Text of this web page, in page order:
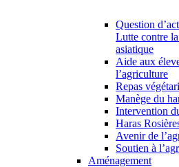
Question
Lutte contre
asiatique
Aide aux
l’agriculture
Repas
Manège du
Intervention
Haras
Avenir de
Soutien à
Aménagement